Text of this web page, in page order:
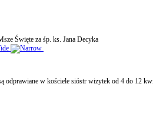
Święte za śp. ks. Jana Decyka
odprawiane w kościele sióstr wizytek od 4 do 12